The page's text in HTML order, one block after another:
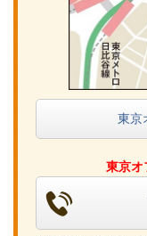
東京
東京オ